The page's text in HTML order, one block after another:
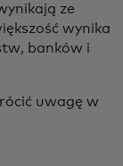
ze
wynika
banków i
uwagę w